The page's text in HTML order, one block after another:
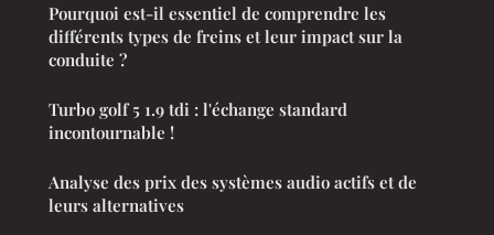
Pourquoi est-il essentiel de comprendre les
différents types de freins et leur impact sur la
conduite ?
Turbo golf 5 1.9 tdi : l'échange standard
incontournable !
Analyse des prix des systèmes audio actifs et de
leurs alternatives